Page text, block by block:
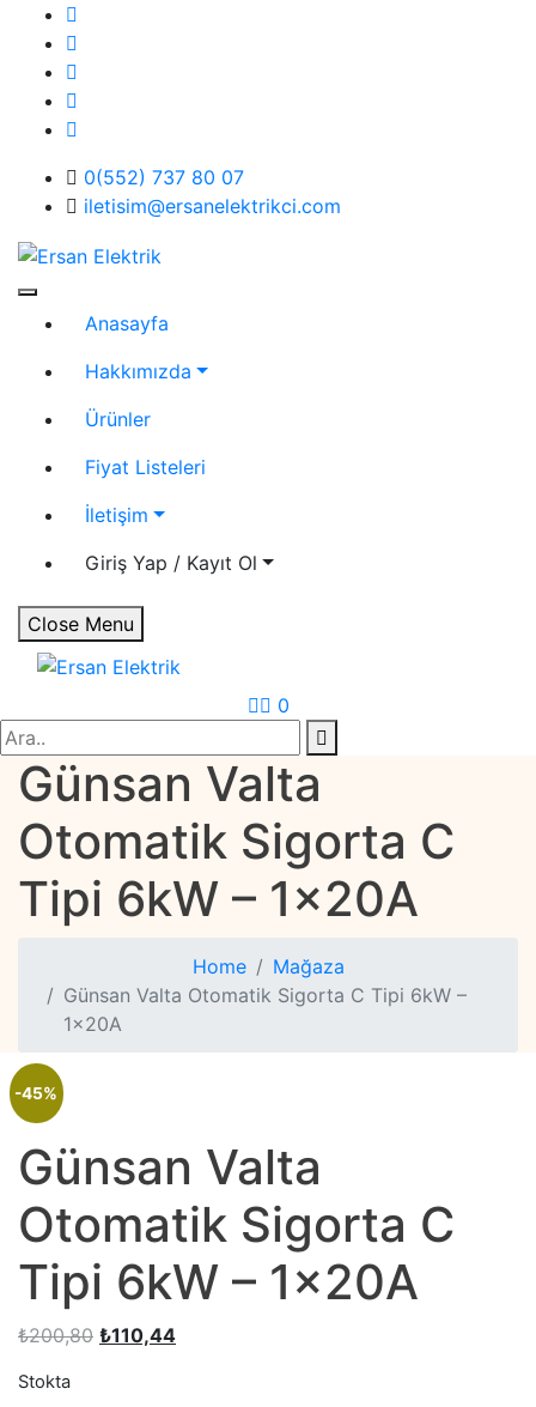
content
0(552) 737 80 07
iletisim@ersanelektrikci.com
Ersan Elektrik
Elektrik | Otomasyon
Anasayfa
Hakkımızda
Ürünler
Fiyat Listeleri
İletişim
Giriş Yap / Kayıt Ol
Close Menu
0
Search
Günsan Valta
Otomatik Sigorta C
Tipi 6kW – 1x20A
Home
Mağaza
Günsan Valta Otomatik Sigorta C Tipi 6kW –
1x20A
-45%
Günsan Valta
Otomatik Sigorta C
Tipi 6kW – 1x20A
₺200,80 Orijinal
₺110,44Şu
Stokta